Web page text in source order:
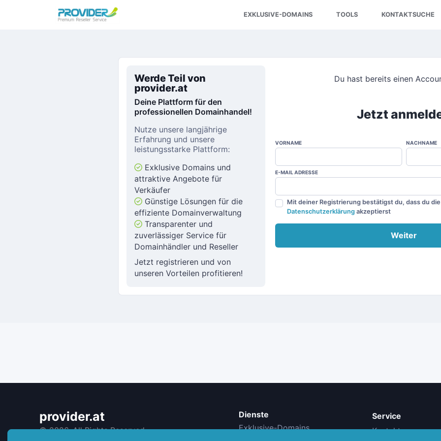
EXKLUSIVE-DOMAINS TOOLS KONTAKTSUCHE
Werde Teil von
provider.at
Deine Plattform für den
professionellen Domainhandel!
Nutze unsere langjährige
Erfahrung und unsere
leistungsstarke Plattform:
Exklusive Domains und
attraktive Angebote für
Verkäufer
Günstige Lösungen für die
effiziente Domainverwaltung
Transparenter und
zuverlässiger Service für
Domainhändler und Reseller
Jetzt registrieren und von
unseren Vorteilen profitieren!
Du hast bereits einen
Jetzt
VORNAME NACHNAME
E-MAIL ADRESSE
Mit deiner Registrierung bestätigst du, dass du die
Datenschutzerklärungakzeptierst
Weiter
provider.at
©2026. All Rights Reserved.
Dienste
Exklusive-Domains
Service
Kontakt